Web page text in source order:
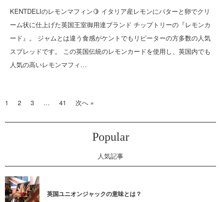
KENTDELIのレモンマフィン🍋 イタリア産レモンにバターと卵でクリ
ーム状に仕上げた英国王室御用達ブランド チップトリーの『レモンカ
ード』。 ジャムとは違う食感がケントでもリピーターの方多数の人気
スプレッドです。 この英国伝統のレモンカードを使用し、英国内でも
人気の高いレモンマフィ…
1 2 3 … 41 次へ »
Popular
人気記事
英国ユニオンジャックの意味とは？